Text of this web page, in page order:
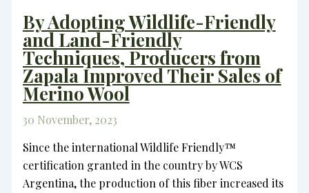
By Adopting Wildlife-Friendly
and Land-Friendly
Techniques, Producers from
Zapala Improved Their Sales of
Merino Wool
30 November, 2023
Since the international Wildlife Friendly™
certification granted in the country by WCS
Argentina, the production of this fiber increased its